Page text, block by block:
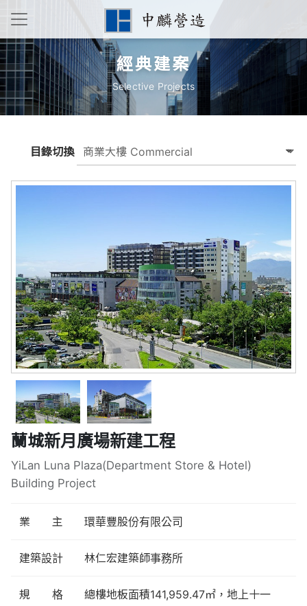
經典建案
Selective Projects
目錄切換
蘭城新月廣場新建工程
YiLan Luna Plaza(Department Store & Hotel)
Building Project
業 主 環華豐股份有限公司
建築設計 林仁宏建築師事務所
規 格
總樓地板面積141,959.47㎡，地上十一